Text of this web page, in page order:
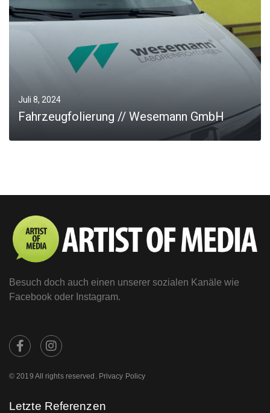
Juli 8, 2024
Fahrzeugfolierung // Wesemann GmbH
Besuch doch auch einen unserer sozialen Kanäle wie
Facebook oder Instagram.
© 2019 All rights reserved. Privacy Policy
Letzte Referenzen